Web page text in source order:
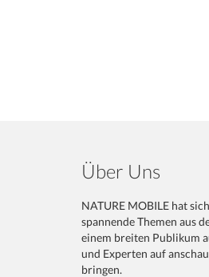
Über Uns
NATURE MOBILE hat
spannende Themen aus
einem breiten Publikum
und Experten auf
bringen.